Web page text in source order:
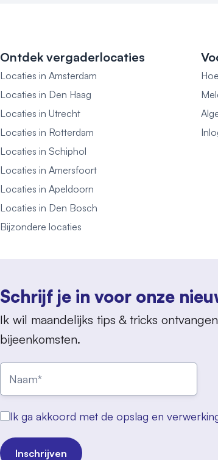
Ontdek vergaderlocaties
Locaties in Amsterdam
Locaties in Den Haag
Locaties in Utrecht
Locaties in Rotterdam
Locaties in Schiphol
Locaties in Amersfoort
Locaties in Apeldoorn
Locaties in Den Bosch
Bijzondere locaties
Schrijf je in voor onze
Ik wil maandelijks tips & tricks
bijeenkomsten.
Ik ga akkoord met de opslag en
Inschrijven